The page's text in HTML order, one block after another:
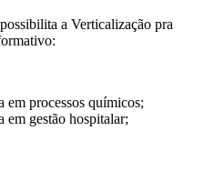
possibilita a Verticalização pra
em processos químicos;
em gestão hospitalar;